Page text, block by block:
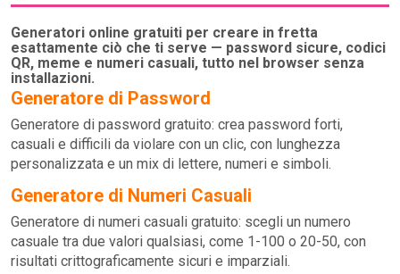
Generatori online gratuiti per creare in fretta
esattamente ciò che ti serve — password sicure, codici
QR, meme e numeri casuali, tutto nel browser senza
installazioni.
Generatore di Password
Generatore di password gratuito: crea password forti,
casuali e difficili da violare con un clic, con lunghezza
personalizzata e un mix di lettere, numeri e simboli.
Generatore di Numeri Casuali
Generatore di numeri casuali gratuito: scegli un numero
casuale tra due valori qualsiasi, come 1-100 o 20-50, con
risultati crittograficamente sicuri e imparziali.